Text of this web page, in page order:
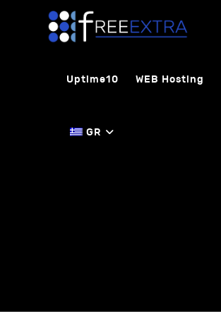
Uptime10 WEB Hosting
GR